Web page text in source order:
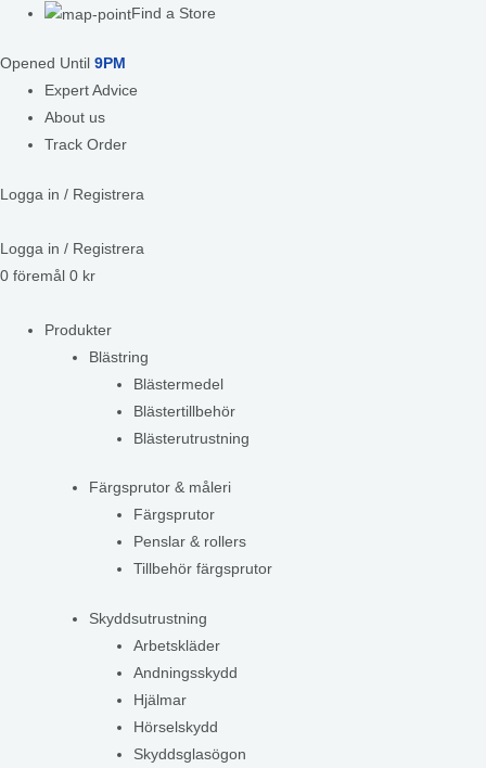
Find a Store
Opened Until 9PM
Expert Advice
About us
Track Order
Logga in / Registrera
Logga in / Registrera
0 föremål 0 kr
Produkter
Blästring
Blästermedel
Blästertillbehör
Blästerutrustning
Färgsprutor & måleri
Färgsprutor
Penslar & rollers
Tillbehör färgsprutor
Skyddsutrustning
Arbetskläder
Andningsskydd
Hjälmar
Hörselskydd
Skyddsglasögon